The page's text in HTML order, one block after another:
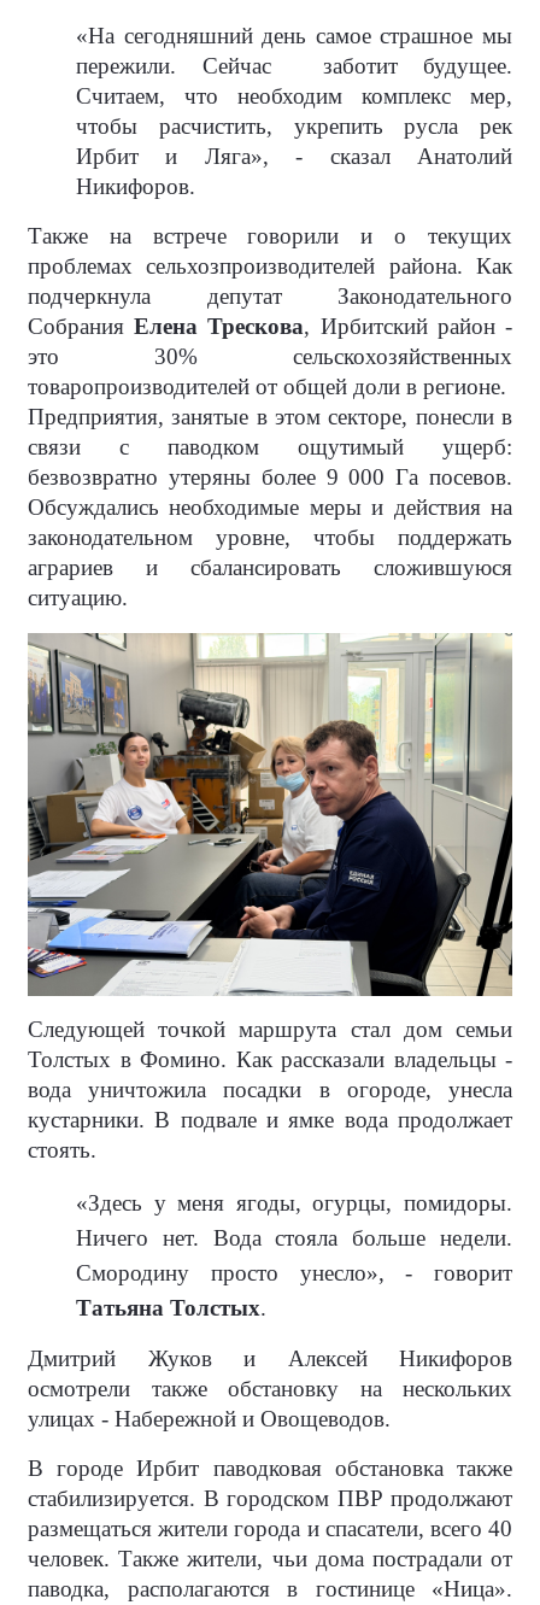
«На сегодняшний день самое страшное мы
пережили. Сейчас
заботит будущее.
Считаем, что необходим комплекс мер,
чтобы расчистить, укрепить русла рек
Ирбит и Ляга», - сказал Анатолий
Никифоров.
Также на встрече говорили и о текущих
проблемах сельхозпроизводителей района. Как
подчеркнула депутат Законодательного
Собрания Елена Трескова, Ирбитский район -
это 30% сельскохозяйственных
товаропроизводителей от общей доли в регионе.
Предприятия, занятые в этом секторе, понесли в
связи с паводком ощутимый ущерб:
безвозвратно утеряны более 9 000 Га посевов.
Обсуждались необходимые меры и действия на
законодательном уровне, чтобы поддержать
аграриев и сбалансировать сложившуюся
ситуацию.
Следующей точкой маршрута стал дом семьи
Толстых в Фомино. Как рассказали владельцы -
вода уничтожила посадки в огороде, унесла
кустарники. В подвале и ямке вода продолжает
стоять.
«Здесь у меня ягоды, огурцы, помидоры.
Ничего нет. Вода стояла больше недели.
Смородину просто унесло», - говорит
Татьяна Толстых.
Дмитрий Жуков и Алексей Никифоров
осмотрели также обстановку на нескольких
улицах - Набережной и Овощеводов.
В городе Ирбит паводковая обстановка также
стабилизируется. В городском ПВР продолжают
размещаться жители города и спасатели, всего 40
человек. Также жители, чьи дома пострадали от
паводка, располагаются в гостинице «Ница».